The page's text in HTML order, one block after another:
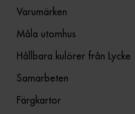
Varumärken
Måla utomhus
Hållbara kulörer från Lycke
Samarbeten
Färgkartor